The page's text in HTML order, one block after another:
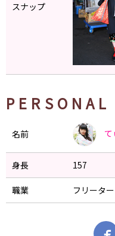
スナップ
PERSONAL
名前
身長 157
職業 フリーター